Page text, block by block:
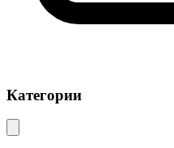
Категории